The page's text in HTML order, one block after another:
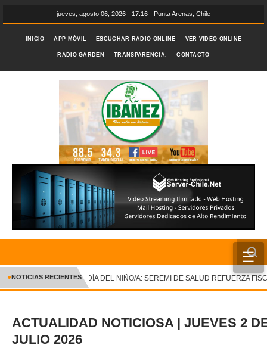
jueves, agosto 06, 2026 - 17:16 - Punta Arenas, Chile
INICIO APP MÓVIL ESCUCHAR RADIO ONLINE VER VIDEO ONLINE
RADIO GARDEN TRANSPARENCIA. CONTACTO
☰
INICIO
CRÓNICA
DEPORTES ✕
●NOTICIAS RECIENTESDÍA DEL NIÑO/A: SEREMI DE SALUD REFUERZA
ACTUALIDAD NOTICIOSA | JUEVES 2
JULIO 2026